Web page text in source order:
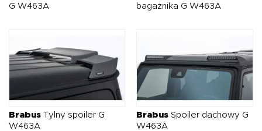
G W463A
bagażnika G W463A
Brabus Tylny spoiler G
W463A
Brabus Spoiler dachowy G
W463A